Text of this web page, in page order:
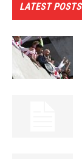
LATEST POSTS